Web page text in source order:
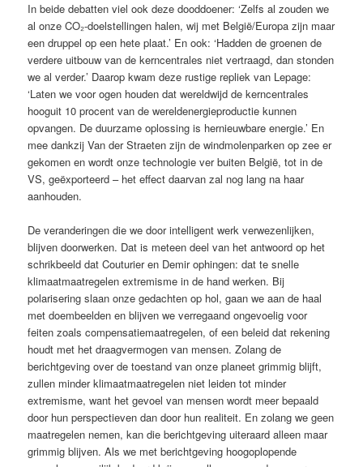
In beide debatten viel ook deze dooddoener: ‘Zelfs al zouden we
al onze CO₂-doelstellingen halen, wij met België/Europa zijn maar
een druppel op een hete plaat.’ En ook: ‘Hadden de groenen de
verdere uitbouw van de kerncentrales niet vertraagd, dan stonden
we al verder.’ Daarop kwam deze rustige repliek van Lepage:
‘Laten we voor ogen houden dat wereldwijd de kerncentrales
hooguit 10 procent van de wereldenergieproductie kunnen
opvangen. De duurzame oplossing is hernieuwbare energie.’ En
mee dankzij Van der Straeten zijn de windmolenparken op zee er
gekomen en wordt onze technologie ver buiten België, tot in de
VS, geëxporteerd – het effect daarvan zal nog lang na haar
aanhouden.
De veranderingen die we door intelligent werk verwezenlijken,
blijven doorwerken. Dat is meteen deel van het antwoord op het
schrikbeeld dat Couturier en Demir ophingen: dat te snelle
klimaatmaatregelen extremisme in de hand werken. Bij
polarisering slaan onze gedachten op hol, gaan we aan de haal
met doembeelden en blijven we verregaand ongevoelig voor
feiten zoals compensatiemaatregelen, of een beleid dat rekening
houdt met het draagvermogen van mensen. Zolang de
berichtgeving over de toestand van onze planeet grimmig blijft,
zullen minder klimaatmaatregelen niet leiden tot minder
extremisme, want het gevoel van mensen wordt meer bepaald
door hun perspectieven dan door hun realiteit. En zolang we geen
maatregelen nemen, kan die berichtgeving uiteraard alleen maar
grimmig blijven. Als we met berichtgeving hoogoplopende